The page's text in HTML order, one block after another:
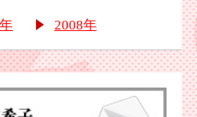
2008年